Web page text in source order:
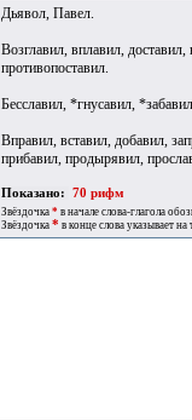
Дьявол, Павел.
Возглавил, вплавил, доставил,
противопоставил.
Бесславил, *гнусавил,
Вправил, вставил, добавил,
прибавил, продырявил,
Показано: 70 рифм
Звёздочка * в начале слова-глагола
Звёздочка * в конце слова указывает